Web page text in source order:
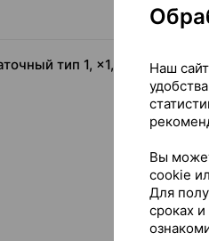
тип 1, ×1, МП Симург
На
Наш
Вы
cookie
Для
сроках